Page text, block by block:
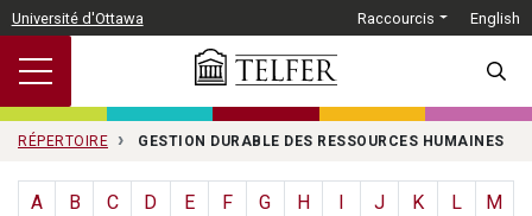
Passer au contenu principal
Université d'Ottawa Raccourcis English
RÉPERTOIRE GESTION DURABLE DES RESSOURCES HUMAINES
A B C D E F G H J K L
M